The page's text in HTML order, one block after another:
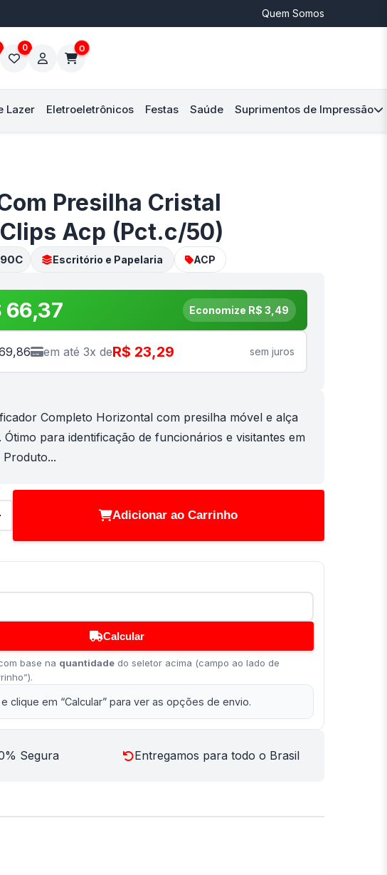
Quem Somos
0 0
Lazer Eletroeletrônicos Festas Saúde Suprimentos de Impressão
Presilha Cristal
Acp (Pct.c/50)
Escritório e Papelaria ACP
66,37 Economize R$ 3,49
em até 3x deR$ 23,29 sem juros
Completo Horizontal com presilha móvel e alça
para identificação de funcionários e visitantes em
Produto...
Adicionar ao Carrinho
Calcular
base na quantidadedo seletor acima (campo ao lado de
clique em “Calcular” para ver as opções de envio.
Segura Entregamos para todo o Brasil